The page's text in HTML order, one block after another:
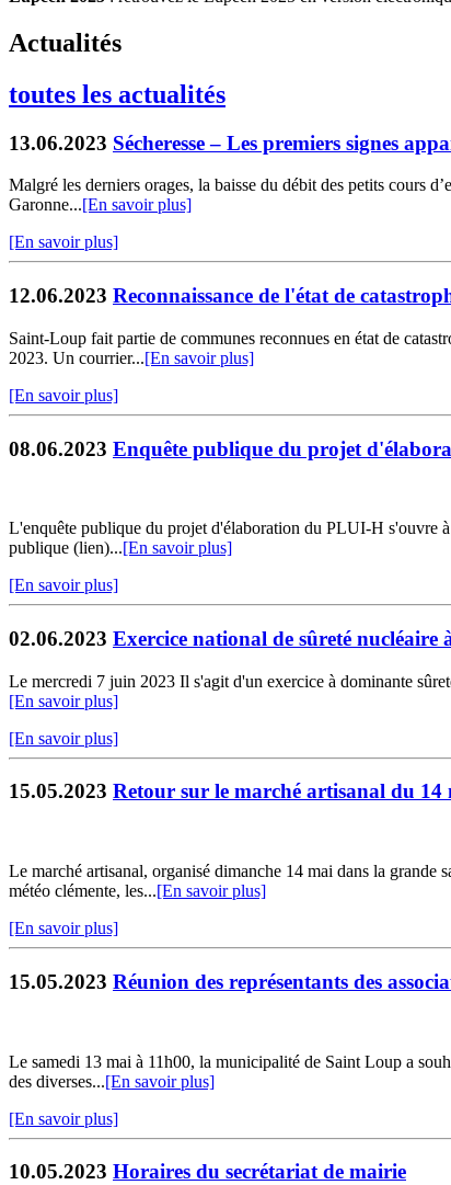
Actualités
toutes les actualités
13.06.2023 Sécheresse – Les premiers signes
Malgré les derniers orages, la baisse du débit des petits cours
Garonne...[En savoir plus]
[En savoir plus]
12.06.2023 Reconnaissance de l'état de
Saint-Loup fait partie de communes reconnues en état de
2023. Un courrier...[En savoir plus]
[En savoir plus]
08.06.2023 Enquête publique du projet
L'enquête publique du projet d'élaboration du PLUI-H s'ouvre
publique (lien)...[En savoir plus]
[En savoir plus]
02.06.2023 Exercice national de sûreté nucléaire
Le mercredi 7 juin 2023 Il s'agit d'un exercice à dominante
[En savoir plus]
[En savoir plus]
15.05.2023 Retour sur le marché artisanal du 14
Le marché artisanal, organisé dimanche 14 mai dans la grande
météo clémente, les...[En savoir plus]
[En savoir plus]
15.05.2023 Réunion des représentants des
Le samedi 13 mai à 11h00, la municipalité de Saint Loup a
des diverses...[En savoir plus]
[En savoir plus]
10.05.2023 Horaires du secrétariat de mairie